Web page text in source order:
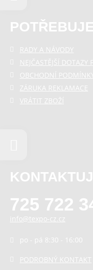
RADY A NÁVODY
NEJČASTĚJŠÍ DOTAZY
OBCHODNÍ
ZÁRUKA REKLAMACE
VRÁTIT ZBOŽÍ
725 722
info@texpo-cz.cz
po - pá 8:30 - 16:00
PODROBNÝ KONTAKT